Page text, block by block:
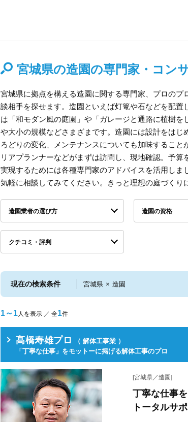
宮城県の造園の専門家・コン
宮城県に拠点を構える造園に関する専門家、プロの
談相手を探せます。造園といえば灯篭や石などを配
は「和モダン風の庭園」や「ガレージと通路に植樹
や大小の規模などさまざまです。造園には設計をは
ろどりの変化、メンテナンスについても加味するこ
リアプランナーなどがまずは訪問し、現地確認。予
実現するためには各種専門家のアドバイスを活用し
気軽に相談してみてください。きっと理想の庭づくり
造園業者の選び方 造園の資格
クチコミ・評判
現在の検索条件 宮城県 × 造園
1～1人を表示 ／ 全1件
髙橋寿雄プロ
（ 解体工事業 ）
「丁寧な仕事」をモットーに掲げる解体工事のプロ
[宮城県／造園]
丁寧な仕事
トータルサ